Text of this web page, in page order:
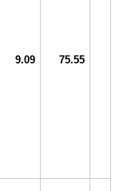
9.09 75.55